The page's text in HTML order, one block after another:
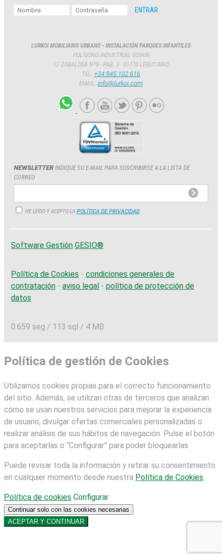
LURKOI MOBILIARIO URBANO - INSTALACIÓN PARQUES INFANTILES
POLÍGONO INDUSTRIAL GOIAIN
C/ ZABALDEA Nº9 - PAB. 3 · 01170 LEGUTIANO
TEL: +34 945 102 616
EMAIL: info@lurkoi.com
NEWSLETTER INDIQUE SU E-MAIL PARA SUSCRIBIRSE A LA LISTA DE
CORREO
HE LEÍDO Y ACEPTO LA POLÍTICA DE PRIVACIDAD
Software Gestión GESIO®
Política de Cookies - condiciones generales de
contratación - aviso legal - política de protección de
datos
0.659 seg / 113 sql / 4 MB
Política de gestión de Cookies
Utilizamos cookies propias para el correcto funcionamiento
del sitio. Además, se utilizan otras de terceros que analizan
cómo se usan nuestros servicios para mejorar la experiencia
de usuario, divulgar ofertas comerciales personalizadas o
realizar análisis de sus hábitos de navegación. Pulse el botón
para aceptarlas o “Configurar” para poder bloquearlas.
Puede revisar toda la información y retirar su consentimiento
en cualquier momento desde nuestra Política de Cookies
Política de cookies Configurar
Continuar solo con las cookies necesarias
ACEPTAR Y CONTINUAR